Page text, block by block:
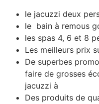
le jacuzzi deux
le bain à remous
les spas 4, 6 et 8
Les meilleurs prix
De superbes
faire de grosses
jacuzzi à
Des produits de